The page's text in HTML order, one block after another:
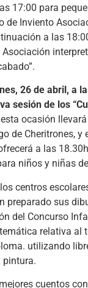
17:00 para
de Inviento
a las
26 de abril, a
sesión de los
ocasión
de Cheritrones, y
a las
niños y niñas
centros
preparado sus
del Concurso
relativa al
utilizando
pintura.
cuentos